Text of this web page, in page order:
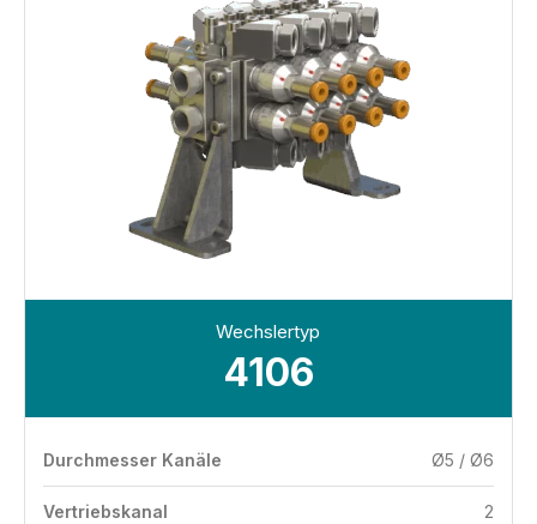
Wechslertyp
4106
Durchmesser Kanäle Ø5 / Ø6
Vertriebskanal 2